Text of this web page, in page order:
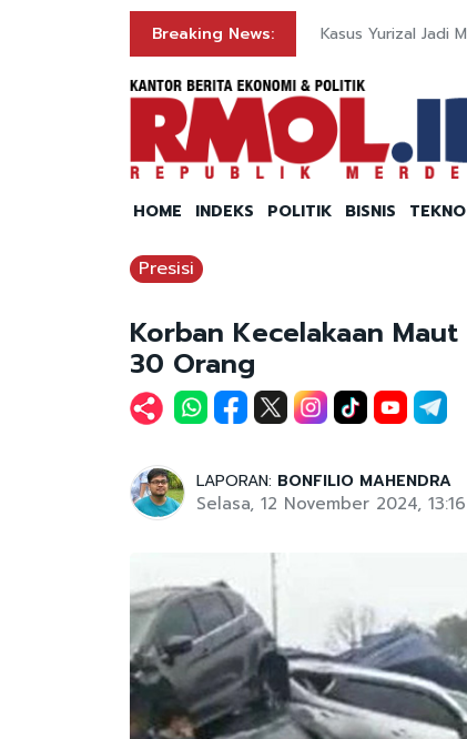
Breaking News: Kasus Yurizal Jadi
HOME INDEKS POLITIK BISNIS TEKNO
Presisi
Korban Kecelakaan
30 Orang
LAPORAN: BONFILIO MAHENDRA
Selasa, 12 November 2024,